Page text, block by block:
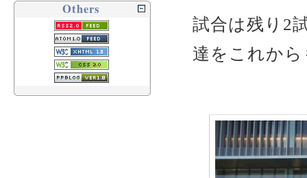
試合は残り2
達をこれか
Others